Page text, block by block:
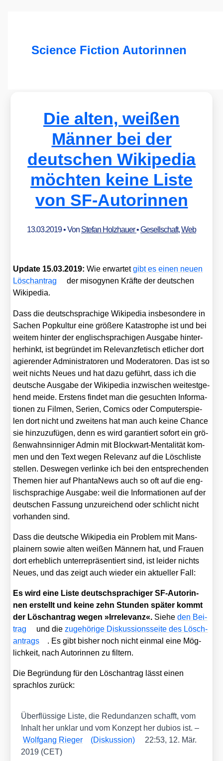
Science Fiction Autorinnen
Die alten, weißen
Männer bei der
deutschen Wikipedia
möchten keine Liste
von SF-Autorinnen
13.03.2019• Von Stefan Holzhauer•Gesellschaft,Web
Update 15.03.2019: Wie erwar­tetgibt es einen neu­en
Lösch­an­trag
der miso­gy­nen Kräf­te der deut­schen
Wiki­pe­dia.
Dass die deutsch­spra­chi­ge Wiki­pe­dia ins­be­son­de­re in
Sachen Pop­kul­tur eine grö­ße­re Kata­stro­phe ist und bei
wei­tem hin­ter der eng­lisch­spra­chi­gen Aus­ga­be hin­ter­
her­hinkt, ist begrün­det im Rele­vanz­fe­tisch etli­cher dort
agie­ren­der Admi­nis­tra­to­ren und Mode­ra­to­ren. Das ist so
weit nichts Neu­es und hat dazu geführt, dass ich die
deut­sche Aus­ga­be der Wiki­pe­dia inzwi­schen wei­test­ge­
hend mei­de. Ers­tens fin­det man die gesuch­ten Infor­ma­
tio­nen zu Fil­men, Seri­en, Comics oder Com­pu­ter­spie­
len dort nicht und zwei­tens hat man auch kei­ne Chan­ce
sie hin­zu­zu­fü­gen, denn es wird garan­tiert sofort ein grö­
ßen­wahn­sin­ni­ger Admin mit Block­wart-Men­ta­li­tät kom­
men und den Text wegen Rele­vanz auf die Lösch­lis­te
stel­len. Des­we­gen ver­lin­ke ich bei den ent­spre­chen­den
The­men hier auf Phan­ta­News auch so oft auf die eng­
lisch­spra­chi­ge Aus­ga­be: weil die Infor­ma­tio­nen auf der
deut­schen Fas­sung unzu­rei­chend oder schlicht nicht
vor­han­den sind.
Dass die deut­sche Wiki­pe­dia ein Pro­blem mit Mans­
plai­nern sowie alten wei­ßen Män­nern hat, und Frau­en
dort erheb­lich unter­re­prä­sen­tiert sind, ist lei­der nichts
Neu­es, und das zeigt auch wie­der ein aktu­el­ler Fall:
Es wird eine Lis­te deutsch­spra­chi­ger SF-Autorin­
nen erstellt und kei­ne zehn Stun­den spä­ter kommt
der Lösch­an­trag wegen »Irrele­vanz«. Sie­heden Bei­
trag
und diezuge­hö­ri­ge Dis­kus­si­ons­sei­te des Lösch­
an­trags
. Es gibt bis­her noch nicht ein­mal eine Mög­
lich­keit, nach Autorin­nen zu fil­tern.
Die Begrün­dung für den Lösch­an­trag lässt einen
sprach­los zurück:
Über­flüs­si­ge Lis­te, die Red­un­dan­zen schafft, vom
Inhalt her unklar und vom Kon­zept her dubi­os ist. –
Wolf­gang Rie­ger
(Dis­kus­si­on)
22:53, 12. Mär.
2019 (CET)